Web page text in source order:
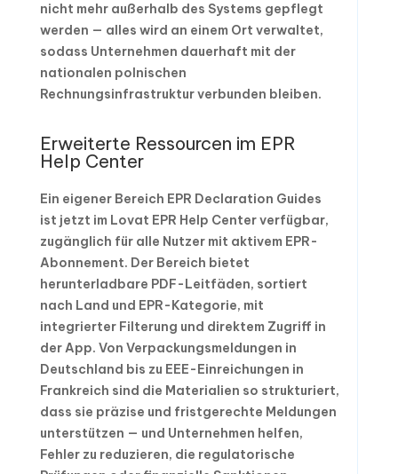
nicht mehr außerhalb des Systems gepflegt
werden — alles wird an einem Ort verwaltet,
sodass Unternehmen dauerhaft mit der
nationalen polnischen
Rechnungsinfrastruktur verbunden bleiben.
Erweiterte Ressourcen im EPR
Help Center
Ein eigener Bereich EPR Declaration Guides
ist jetzt im Lovat EPR Help Center verfügbar,
zugänglich für alle Nutzer mit aktivem EPR-
Abonnement. Der Bereich bietet
herunterladbare PDF-Leitfäden, sortiert
nach Land und EPR-Kategorie, mit
integrierter Filterung und direktem Zugriff in
der App. Von Verpackungsmeldungen in
Deutschland bis zu EEE-Einreichungen in
Frankreich sind die Materialien so strukturiert,
dass sie präzise und fristgerechte Meldungen
unterstützen — und Unternehmen helfen,
Fehler zu reduzieren, die regulatorische